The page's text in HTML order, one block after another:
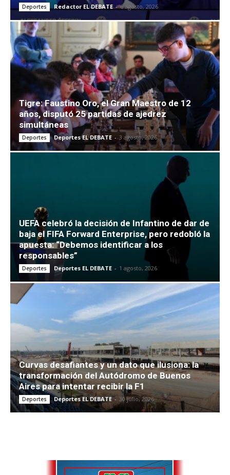
Deportes Redactor EL DEBATE - 6 agosto, 2026
Tigre: Faustino Oro, el Gran Maestro de 12
años, disputó 25 partidas de ajedrez
simultáneas
Deportes Deportes EL DEBATE - 3 agosto, 2026
UEFA celebró la decisión de Infantino de dar de
baja el FIFA Forward Enterprise, pero redobló la
apuesta: “Debemos identificar a los
responsables”
Deportes Deportes EL DEBATE - 1 agosto, 2026
Curvas desafiantes y un dato que ilusiona: la
transformación del Autódromo de Buenos
Aires para intentar recibir la F1
Deportes Deportes EL DEBATE - 30 julio, 2026